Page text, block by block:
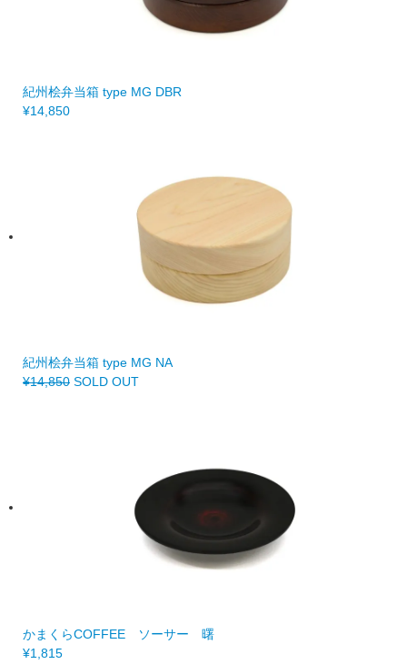
紀州桧弁当箱 type MG DBR
¥14,850
紀州桧弁当箱 type MG NA
¥14,850 SOLD OUT
かまくらCOFFEE ソーサー 曙
¥1,815